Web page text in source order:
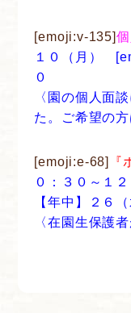
[emoji:v-135]
１０（月）
０
〈園の個人面
た。ご希望の
[emoji:e-68] 『
０：３０～１
【年中】２６（
〈在園生保護